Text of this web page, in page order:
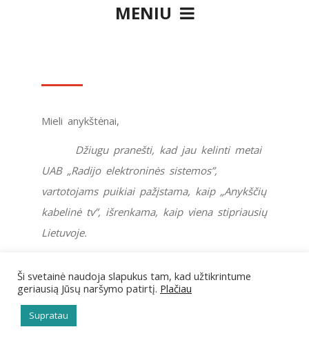
MENIU
Mieli anykštėnai,
Džiugu pranešti, kad jau kelinti metai
UAB „Radijo elektroninės sistemos”,
vartotojams puikiai pažįstama, kaip „Anykščių
kabelinė tv”, išrenkama, kaip viena stipriausių
Lietuvoje.
tai sertifikatas suteikiamas finansiškai
patikimoms Lietuvos įmonėms bei jų
vadovams, pagrindžiantis gerą įmonės bei jos
Ši svetainė naudoja slapukus tam, kad užtikrintume
geriausią Jūsų naršymo patirtį. Plačiau
Supratau